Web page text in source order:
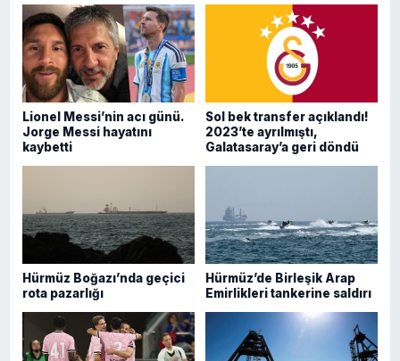
Lionel Messi’nin acı günü.
Jorge Messi hayatını
kaybetti
Sol bek transfer açıklandı!
2023’te ayrılmıştı,
Galatasaray’a geri döndü
Hürmüz Boğazı’nda geçici
rota pazarlığı
Hürmüz’de Birleşik Arap
Emirlikleri tankerine saldırı